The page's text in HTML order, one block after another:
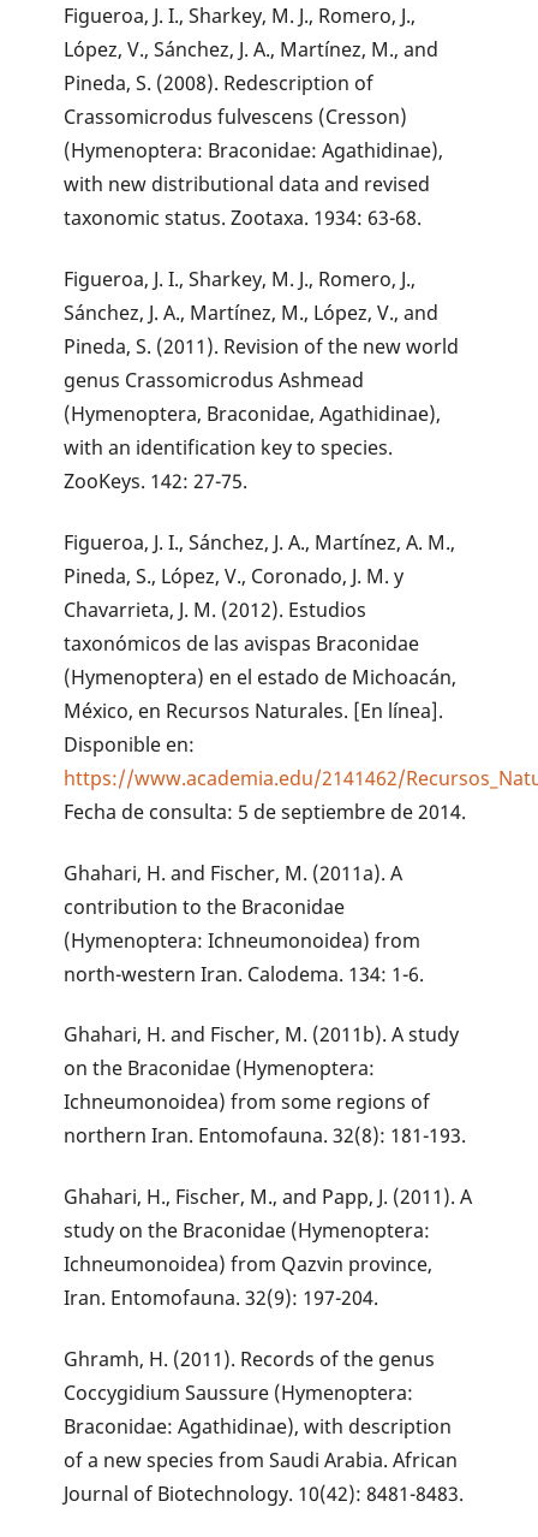
Figueroa, J. I., Sharkey, M. J., Romero, J.,
López, V., Sánchez, J. A., Martínez, M., and
Pineda, S. (2008). Redescription of
Crassomicrodus fulvescens (Cresson)
(Hymenoptera: Braconidae: Agathidinae),
with new distributional data and revised
taxonomic status. Zootaxa. 1934: 63-68.
Figueroa, J. I., Sharkey, M. J., Romero, J.,
Sánchez, J. A., Martínez, M., López, V., and
Pineda, S. (2011). Revision of the new world
genus Crassomicrodus Ashmead
(Hymenoptera, Braconidae, Agathidinae),
with an identification key to species.
ZooKeys. 142: 27-75.
Figueroa, J. I., Sánchez, J. A., Martínez, A. M.,
Pineda, S., López, V., Coronado, J. M. y
Chavarrieta, J. M. (2012). Estudios
taxonómicos de las avispas Braconidae
(Hymenoptera) en el estado de Michoacán,
México, en Recursos Naturales. [En línea].
Disponible en:
https://www.academia.edu/2141462/
Fecha de consulta: 5 de septiembre de 2014.
Ghahari, H. and Fischer, M. (2011a). A
contribution to the Braconidae
(Hymenoptera: Ichneumonoidea) from
north-western Iran. Calodema. 134: 1-6.
Ghahari, H. and Fischer, M. (2011b). A study
on the Braconidae (Hymenoptera:
Ichneumonoidea) from some regions of
northern Iran. Entomofauna. 32(8): 181-193.
Ghahari, H., Fischer, M., and Papp, J. (2011). A
study on the Braconidae (Hymenoptera:
Ichneumonoidea) from Qazvin province,
Iran. Entomofauna. 32(9): 197-204.
Ghramh, H. (2011). Records of the genus
Coccygidium Saussure (Hymenoptera:
Braconidae: Agathidinae), with description
of a new species from Saudi Arabia. African
Journal of Biotechnology. 10(42): 8481-8483.